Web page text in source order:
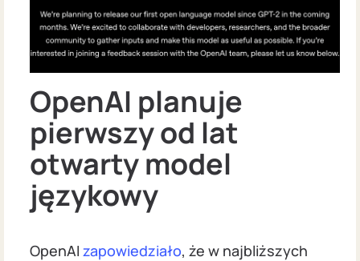
OpenAI planuje
pierwszy od lat
otwarty model
językowy
OpenAI zapowiedziało, że w najbliższych